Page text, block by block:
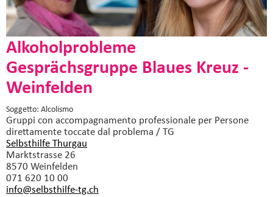
Alkoholprobleme
Gesprächsgruppe Blaues Kreuz -
Weinfelden
Soggetto: Alcolismo
Gruppi con accompagnamento professionale per Persone
direttamente toccate dal problema / TG
Selbsthilfe Thurgau
Marktstrasse 26
8570 Weinfelden
071 620 10 00
info@selbsthilfe-tg.ch